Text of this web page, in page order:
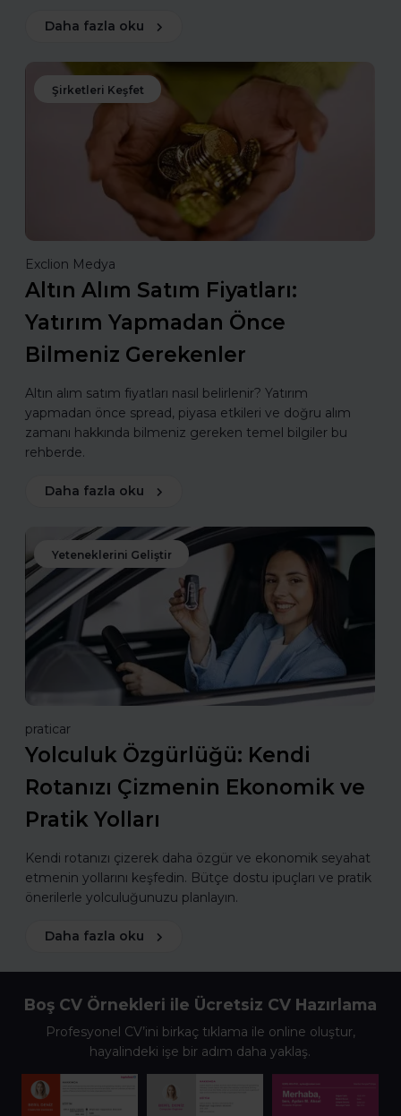
Daha fazla oku
Şirketleri Keşfet
Exclion Medya
Altın Alım Satım Fiyatları:
Yatırım Yapmadan Önce
Bilmeniz Gerekenler
Altın alım satım fiyatları nasıl belirlenir? Yatırım
yapmadan önce spread, piyasa etkileri ve doğru alım
zamanı hakkında bilmeniz gereken temel bilgiler bu
rehberde.
Daha fazla oku
Yeteneklerini Geliştir
praticar
Yolculuk Özgürlüğü: Kendi
Rotanızı Çizmenin Ekonomik ve
Pratik Yolları
Kendi rotanızı çizerek daha özgür ve ekonomik seyahat
etmenin yollarını keşfedin. Bütçe dostu ipuçları ve pratik
önerilerle yolculuğunuzu planlayın.
Daha fazla oku
Boş CV Örnekleri ile Ücretsiz CV Hazırlama
Profesyonel CV’ini birkaç tıklama ile online oluştur,
hayalindeki işe bir adım daha yaklaş.